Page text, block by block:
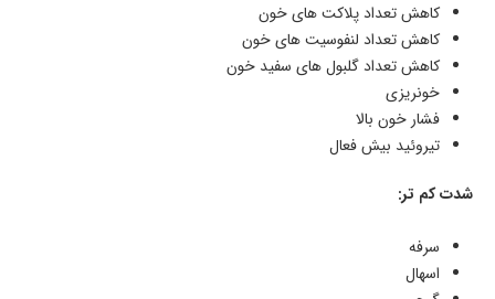
کاهش تعداد پلاکت های خون
کاهش تعداد لنفوسیت های خون
کاهش تعداد گلبول های سفید خون
خونریزی
فشار خون بالا
تیروئید بیش فعال
شدت کم تر:
سرفه
اسهال